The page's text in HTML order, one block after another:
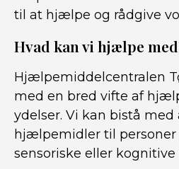
til at hjælpe og rådgive
Hvad kan vi hjælpe
Hjælpemiddelcentralen
med en bred vifte af
ydelser. Vi kan bistå
hjælpemidler til personer
sensoriske eller